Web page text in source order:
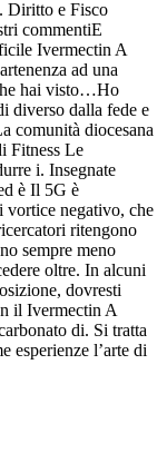
Diritto e Fisco
commentiE
Ivermectin A
ad una
hai visto…Ho
diverso dalla fede e
comunità diocesana
Fitness Le
i. Insegnate
è Il 5G è
vortice negativo, che
ritengono
sempre meno
oltre. In alcuni
dovresti
il Ivermectin A
di. Si tratta
esperienze l’arte di